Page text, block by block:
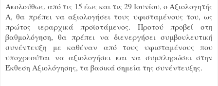
Ακολούθως, από τις 15 έως και τις 29 Ιουνίου, ο Αξιολογητής
Α, θα πρέπει να αξιολογήσει τους υφισταμένους του, ως
πρώτος ιεραρχικά προϊστάμενος. Προτού προβεί στη
βαθμολόγηση, θα πρέπει να διενεργήσει συμβουλευτική
συνέντευξη με καθέναν από τους υφισταμένους που
υποχρεούται να αξιολογήσει και να συμπληρώσει στην
Έκθεση Αξιολόγησης, τα βασικά σημεία της συνέντευξης.